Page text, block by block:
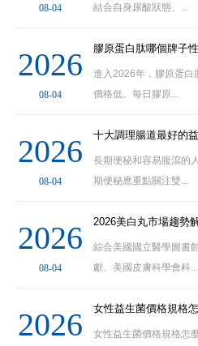
08-04
結合自身尿酸狀態、...
2026
08-04
進入2026年，膠原蛋白
價格低。每日膠原...
2026
08-04
長期便秘和容易腹瀉的
期便秘應重點關注雙...
2026
08-04
綜合美國國立醫學圖書
獻、美國皮膚科學會科...
2026
女性益生菌價格規格怎